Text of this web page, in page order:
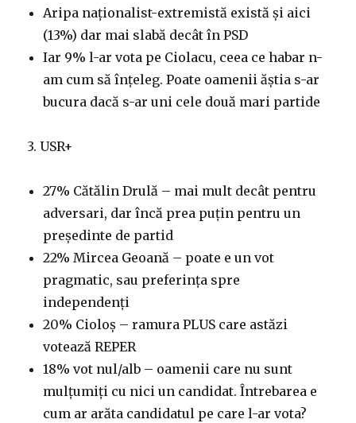
Aripa naționalist-extremistă există și aici
(13%) dar mai slabă decât în PSD
Iar 9% l-ar vota pe Ciolacu, ceea ce habar n-
am cum să înțeleg. Poate oamenii ăștia s-ar
bucura dacă s-ar uni cele două mari partide
3. USR+
27% Cătălin Drulă – mai mult decât pentru
adversari, dar încă prea puțin pentru un
președinte de partid
22% Mircea Geoană – poate e un vot
pragmatic, sau preferința spre
independenți
20% Cioloș – ramura PLUS care astăzi
votează REPER
18% vot nul/alb – oamenii care nu sunt
mulțumiți cu nici un candidat. Întrebarea e
cum ar arăta candidatul pe care l-ar vota?